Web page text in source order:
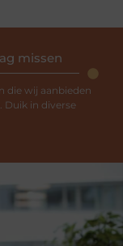
missen
die wij aanbieden
Duik in diverse